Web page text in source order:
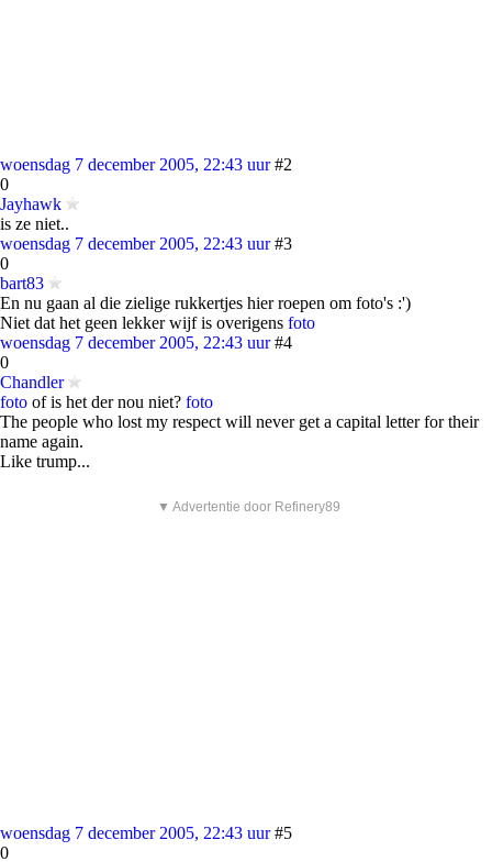
woensdag 7 december 2005, 22:43 uur #2
0
Jayhawk
is ze niet..
woensdag 7 december 2005, 22:43 uur #3
0
bart83
En nu gaan al die zielige rukkertjes hier roepen om foto's :')
Niet dat het geen lekker wijf is overigens foto
woensdag 7 december 2005, 22:43 uur #4
0
Chandler
foto of is het der nou niet? foto
The people who lost my respect will never get a capital letter for their
name again.
Like trump...
▼ Advertentie door Refinery89
woensdag 7 december 2005, 22:43 uur #5
0